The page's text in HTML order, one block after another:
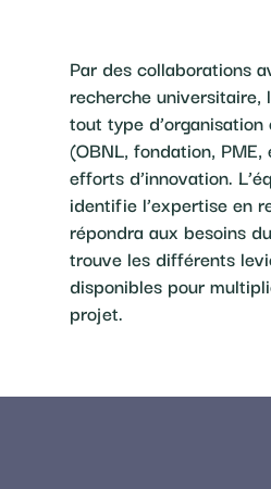
Par des collaborations
recherche universitaire,
tout type d’organisation
(OBNL, fondation,
efforts d’innovation.
identifie l’expertise en
répondra aux besoins
trouve les différents
disponibles pour
projet.